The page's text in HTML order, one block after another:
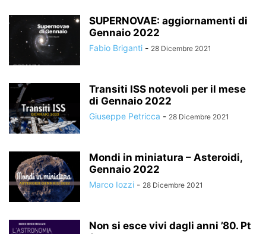
SUPERNOVAE: aggiornamenti di
Gennaio 2022
Fabio Briganti - 28 Dicembre 2021
Transiti ISS notevoli per il mese
di Gennaio 2022
Giuseppe Petricca - 28 Dicembre 2021
Mondi in miniatura – Asteroidi,
Gennaio 2022
Marco Iozzi - 28 Dicembre 2021
Non si esce vivi dagli anni ’80. Pt